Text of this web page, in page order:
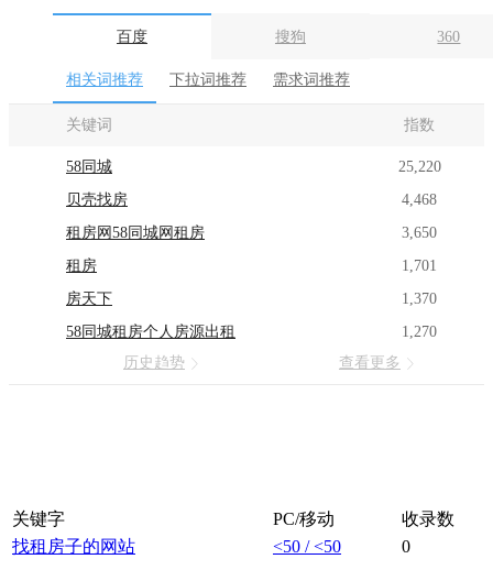
百度 搜狗 360
相关词推荐 下拉词推荐 需求词推荐
关键词 指数
58同城
25,220
贝壳找房
4,468
租房网58同城网租房
3,650
租房
1,701
房天下
1,370
58同城租房个人房源出租
1,270
历史趋势
查看更多
关键字 PC/移动
收录数
找租房子的网站 <50 / <50 0